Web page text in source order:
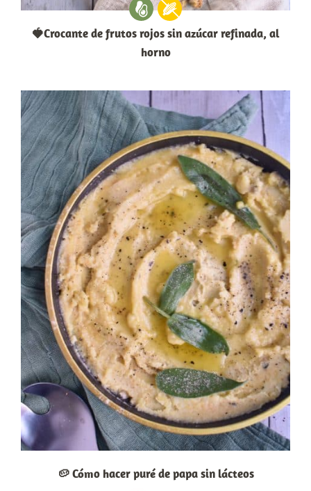
🍓Crocante de frutos rojos sin azúcar refinada, al
horno
🥔 Cómo hacer puré de papa sin lácteos